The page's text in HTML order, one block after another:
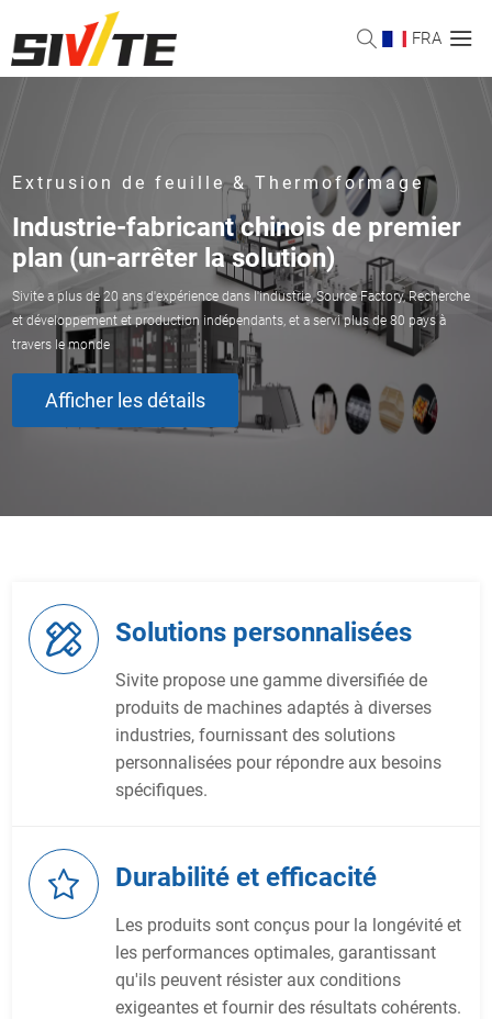
FRA
Extrusion de feuille & Thermoformage
Industrie-fabricant chinois de premier
plan (un-arrêter la solution)
Sivite a plus de 20 ans d'expérience dans l'industrie, Source Factory, Recherche
et développement et production indépendants, et a servi plus de 80 pays à
travers le monde
Afficher les détails
Solutions personnalisées
Sivite propose une gamme diversifiée de
produits de machines adaptés à diverses
industries, fournissant des solutions
personnalisées pour répondre aux besoins
spécifiques.
Durabilité et efficacité
Les produits sont conçus pour la longévité et
les performances optimales, garantissant
qu'ils peuvent résister aux conditions
exigeantes et fournir des résultats cohérents.